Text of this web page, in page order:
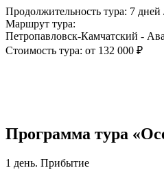
Продолжительность тура: 7 дней
Маршрут тура:
Петропавловск-Камчатский -
Стоимость тура: от 132 000 ₽
Программа тура
1 день. Прибытие